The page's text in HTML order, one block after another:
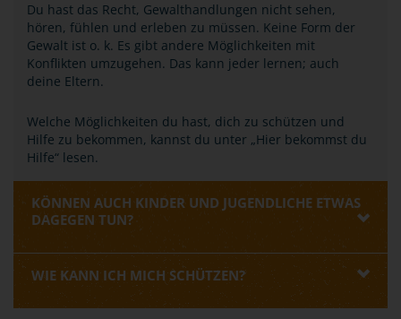
Du hast das Recht, Gewalthandlungen nicht sehen,
hören, fühlen und erleben zu müssen. Keine Form der
Gewalt ist o. k. Es gibt andere Möglichkeiten mit
Konflikten umzugehen. Das kann jeder lernen; auch
deine Eltern.
Welche Möglichkeiten du hast, dich zu schützen und
Hilfe zu bekommen, kannst du unter „Hier bekommst du
Hilfe“ lesen.
KÖNNEN AUCH KINDER UND JUGENDLICHE ETWAS
DAGEGEN TUN?
WIE KANN ICH MICH SCHÜTZEN?